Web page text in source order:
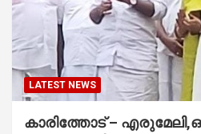
LATEST NEWS
കാരിത്തോട് –